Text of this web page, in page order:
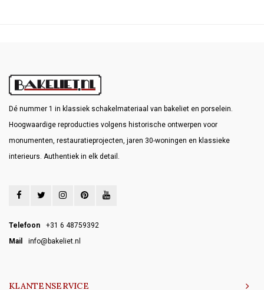
Dé nummer 1 in klassiek schakelmateriaal van bakeliet en porselein.
Hoogwaardige reproducties volgens historische ontwerpen voor
monumenten, restauratieprojecten, jaren 30-woningen en klassieke
interieurs. Authentiek in elk detail.
Telefoon
+31 6 48759392
Mail
info@bakeliet.nl
KLANTENSERVICE